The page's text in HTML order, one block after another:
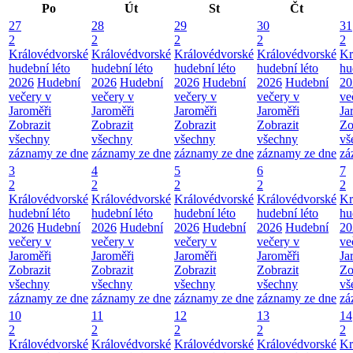
Po Út St
Čt
27
2
Královédvorské
hudební léto
2026 Hudební
večery v
Jaroměři
Zobrazit
všechny
záznamy ze dne
28
2
Královédvorské
hudební léto
2026 Hudební
večery v
Jaroměři
Zobrazit
všechny
záznamy ze dne
29
2
Královédvorské
hudební léto
2026 Hudební
večery v
Jaroměři
Zobrazit
všechny
záznamy ze dne
30
2
Královédvorské
hudební léto
2026 Hudební
večery v
Jaroměři
Zobrazit
všechny
záznamy ze dne
31
2
3
2
Královédvorské
hudební léto
2026 Hudební
večery v
Jaroměři
Zobrazit
všechny
záznamy ze dne
4
2
Královédvorské
hudební léto
2026 Hudební
večery v
Jaroměři
Zobrazit
všechny
záznamy ze dne
5
2
Královédvorské
hudební léto
2026 Hudební
večery v
Jaroměři
Zobrazit
všechny
záznamy ze dne
6
2
Královédvorské
hudební léto
2026 Hudební
večery v
Jaroměři
Zobrazit
všechny
záznamy ze dne
7
2
10
2
Královédvorské
11
2
Královédvorské
12
2
Královédvorské
13
2
Královédvorské
14
2